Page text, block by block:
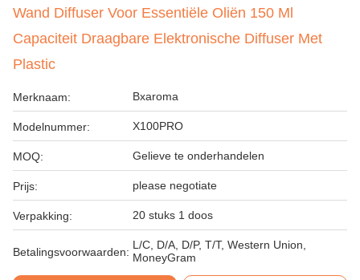
Wand Diffuser Voor Essentiële Oliën 150 Ml
Capaciteit Draagbare Elektronische Diffuser Met
Plastic
Merknaam: Bxaroma
Modelnummer: X100PRO
MOQ: Gelieve te onderhandelen
Prijs: please negotiate
Verpakking: 20 stuks 1 doos
Betalingsvoorwaarden:
L/C, D/A, D/P, T/T, Western Union,
MoneyGram